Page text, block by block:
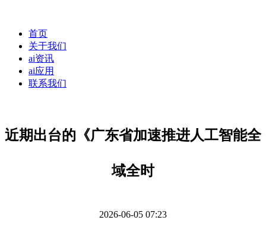
首页
关于我们
ai资讯
ai应用
联系我们
近期出台的《广东省加速推进人工智能全
域全时
2026-06-05 07:23